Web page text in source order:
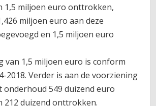
1,5 miljoen euro onttrokken,
miljoen euro aan deze
en 1,5 miljoen euro
van 1,5 miljoen euro is conform
2018. Verder is aan de voorziening
549 duizend euro
212 duizend onttrokken.